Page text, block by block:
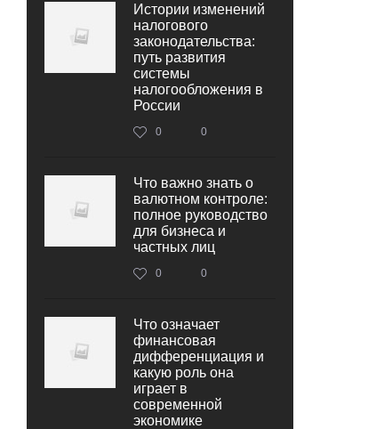
Истории изменений
налогового
законодательства:
путь развития
системы
налогообложения в
России
0 0
Что важно знать о
валютном контроле:
полное руководство
для бизнеса и
частных лиц
0 0
Что означает
финансовая
дифференциация и
какую роль она
играет в
современной
экономике